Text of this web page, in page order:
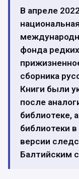
В апреле
фонда
сборника
Книги были
после
библиотеке,
библиотеки
версии
Балтийским